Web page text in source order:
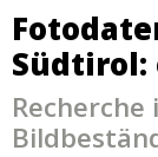
Südtirol: